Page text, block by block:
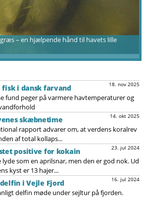
– en hjælpende hånd til havets lille
18. nov 2025
fisk i dansk farvand
fund peger på varmere havtemperaturer og
14. okt 2025
skæbnetime
rapport advarer om, at verdens koralrev
af total kollaps...
23. jul 2024
positive for kokain
lyde som en aprilsnar, men den er god nok. Ud
kyst er 13 hajer...
16. jul 2024
delfin i Vejle Fjord
delfin møde under sejltur på fjorden.